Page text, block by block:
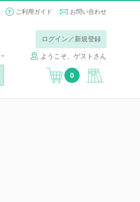
ご利用ガイド お問い合わせ
ログイン／新規登録
ようこそ、ゲストさん
0